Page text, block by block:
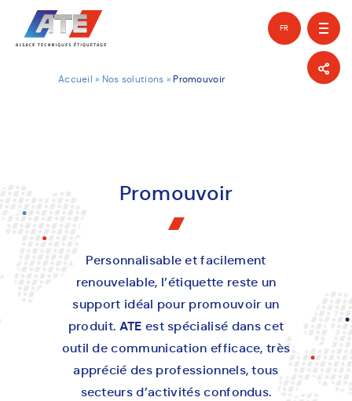
FR
Accueil » Nos solutions »Promouvoir
Promouvoir
Personnalisable et facilement
renouvelable, l’étiquette reste un
support idéal pour promouvoir un
produit. ATE est spécialisé dans cet
outil de communication efficace, très
apprécié des professionnels, tous
secteurs d’activités confondus.